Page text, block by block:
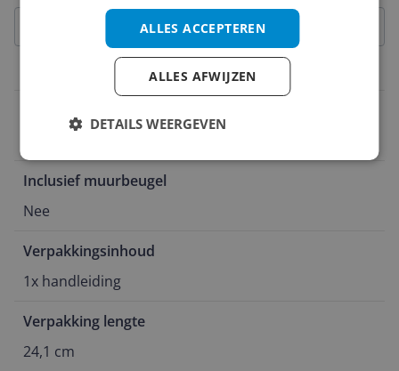
Fysieke kenmerken
Inclusief muurbeugel
Nee
Verpakkingsinhoud
1x handleiding
Verpakking lengte
24,1 cm
ALLES ACCEPTEREN
ALLES AFWIJZEN
DETAILS WEERGEVEN